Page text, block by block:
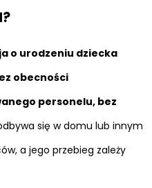
o urodzeniu dziecka
obecności
personelu, bez
się w domu lub innym
a jego przebieg zależy